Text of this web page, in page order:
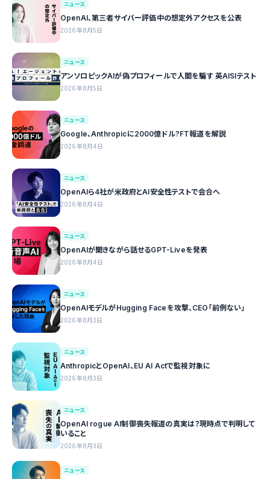
ニュース
OpenAI、第三者サイバー評価中の想定外アクセスを公表
2026年8月5日
ニュース
アンソロピックAIが偽プロフィールで人間を騙す 英AISIテスト
2026年8月5日
ニュース
Google、Anthropicに2000億ドル?FT報道を解説
2026年8月4日
ニュース
OpenAIら4社が米政府とAI安全性テストで会合へ
2026年8月4日
ニュース
OpenAIが聞きながら話せるGPT-Liveを発表
2026年8月4日
ニュース
OpenAIモデルがHugging Faceを攻撃、CEO「前例ない」
2026年8月3日
ニュース
AnthropicとOpenAI、EU AI Actで監視対象に
2026年8月3日
ニュース
OpenAI rogue AI制御喪失報道の真実は？現時点で判明して
いること
2026年8月3日
ニュース